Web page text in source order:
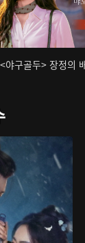
야구골두> 장정의